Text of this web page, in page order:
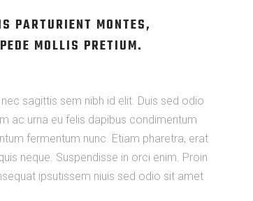
PARTURIENT MONTES,
MOLLIS PRETIUM.
sagittis sem nibh id elit. Duis sed odio
ac urna eu felis dapibus condimentum
fermentum nunc. Etiam pharetra, erat
neque. Suspendisse in orci enim. Proin
ipsutissem niuis sed odio sit amet